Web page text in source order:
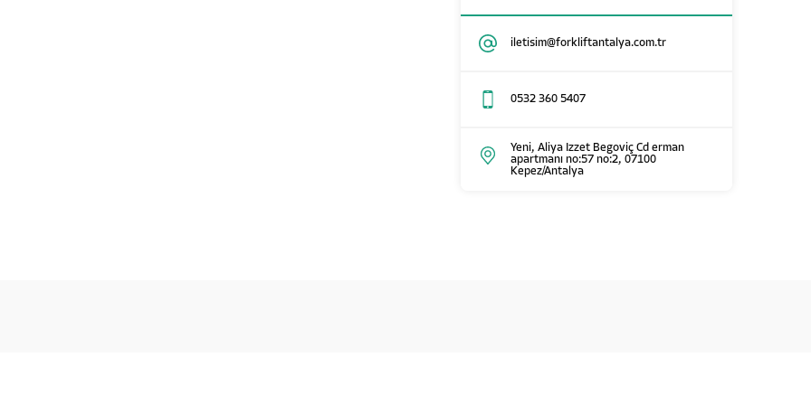
iletisim@forkliftantalya.com.tr
0532 360 5407
Yeni, Aliya Izzet Begoviç Cd erman
apartmanı no:57 no:2, 07100
Kepez/Antalya